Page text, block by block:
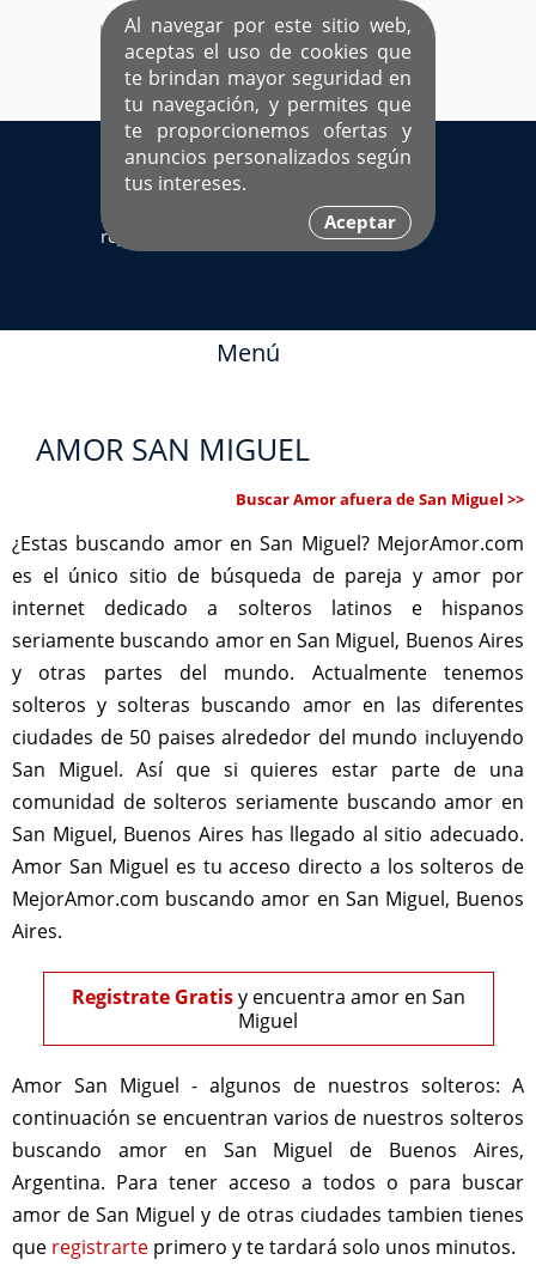
Al navegar por este sitio web,
aceptas el uso de cookies que
te brindan mayor seguridad en
tu navegación, y permites que
te proporcionemos ofertas y
anuncios personalizados según
tus intereses.
Aceptar
EL ÚNICO SITIO DEDICADO A SOLTEROS
HISPANOS COMO TÚ
Ingresa aquí
Sí ya estás
registrado
Menú
AMOR SAN MIGUEL
Buscar Amor afuera de San Miguel >>
¿Estas buscando amor en San Miguel? MejorAmor.com
es el único sitio de búsqueda de pareja y amor por
internet dedicado a solteros latinos e hispanos
seriamente buscando amor en San Miguel, Buenos Aires
y otras partes del mundo. Actualmente tenemos
solteros y solteras buscando amor en las diferentes
ciudades de 50 paises alrededor del mundo incluyendo
San Miguel. Así que si quieres estar parte de una
comunidad de solteros seriamente buscando amor en
San Miguel, Buenos Aires has llegado al sitio adecuado.
Amor San Miguel es tu acceso directo a los solteros de
MejorAmor.com buscando amor en San Miguel, Buenos
Aires.
Registrate Gratisy encuentra amor en San
Miguel
Amor San Miguel - algunos de nuestros solteros: A
continuación se encuentran varios de nuestros solteros
buscando amor en San Miguel de Buenos Aires,
Argentina. Para tener acceso a todos o para buscar
amor de San Miguel y de otras ciudades tambien tienes
que registrarte primero y te tardará solo unos minutos.